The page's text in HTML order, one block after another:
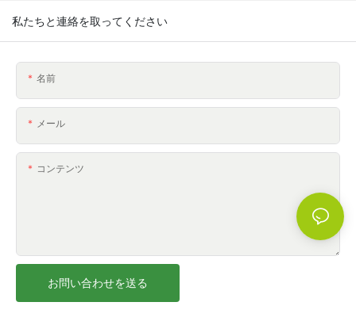
私たちと連絡を取ってください
名前
メール
コンテンツ
お問い合わせを送る